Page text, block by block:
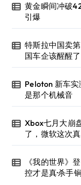
黄金瞬间冲破
引爆
特斯拉中国卖
国车企该醒醒了
Peloton 新车
是那个机械音
Xbox七月大崩
了，微软这次
《我的世界》
控才是真·杀手